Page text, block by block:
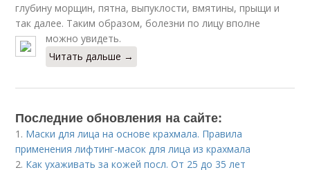
глубину морщин, пятна, выпуклости, вмятины, прыщи и
так далее. Таким образом, болезни по лицу вполне
можно увидеть.
Читать дальше →
Последние обновления на сайте:
1. Маски для лица на основе крахмала. Правила
применения лифтинг-масок для лица из крахмала
2. Как ухаживать за кожей посл. От 25 до 35 лет